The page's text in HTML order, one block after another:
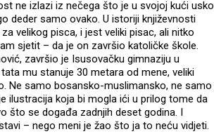
ne izlazi iz nečega što je u svojoj kući usko
deder samo ovako. U istoriji književnosti
velikog pisca, i jest veliki pisac, ali nitko
sjetit – da je on završio katoličke škole.
završio je Isusovačku gimnaziju u
mu stanuje 30 metara od mene, veliki
Ne samo bosansko-muslimansko, ne samo
ilustracija koja bi mogla ići u prilog tome da
što se događa zadnjih deset godina. I
– nego meni je žao što ja to neću vidjeti.